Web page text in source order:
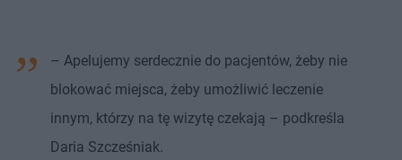
– Apelujemy serdecznie do pacjentów, żeby nie
blokować miejsca, żeby umożliwić leczenie
innym, którzy na tę wizytę czekają – podkreśla
Daria Szcześniak.